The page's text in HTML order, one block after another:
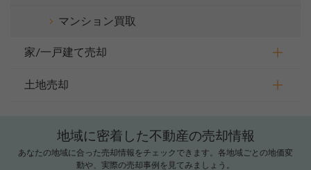
マンション買取
家/一戸建て売却
土地売却
地域に密着した不動産の売却情報
あなたの地域に合った売却情報をチェックできます。各地域ごとの地価変
動や、実際の売却事例を見てみましょう。